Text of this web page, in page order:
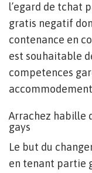
l’egard de tchat
gratis negatif
contenance en
est souhaitable
competences
Arrachez habille
gays
Le but du
en tenant partie